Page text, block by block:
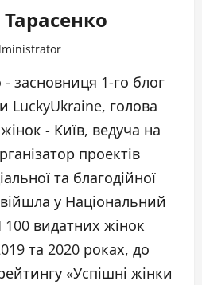
засновниця 1-го блог
LuckyUkraine, голова
- Київ, ведуча на
проектів
та благодійної
у Національний
видатних жінок
та 2020 роках, до
«Успішні жінки